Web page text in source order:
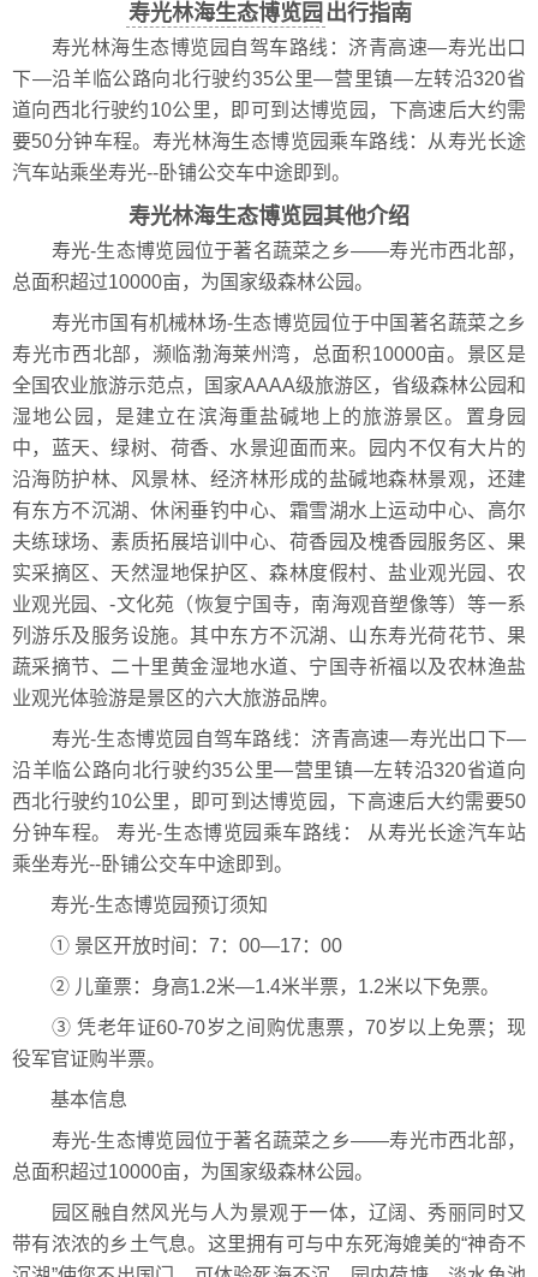
寿光林海生态博览园 出行指南
寿光林海生态博览园自驾车路线：济青高速—寿光出口
下—沿羊临公路向北行驶约35公里—营里镇—左转沿320省
道向西北行驶约10公里，即可到达博览园，下高速后大约需
要50分钟车程。寿光林海生态博览园乘车路线：从寿光长途
汽车站乘坐寿光--卧铺公交车中途即到。
寿光林海生态博览园其他介绍
寿光-生态博览园位于著名蔬菜之乡――寿光市西北部，
总面积超过10000亩，为国家级森林公园。
寿光市国有机械林场-生态博览园位于中国著名蔬菜之乡
寿光市西北部，濒临渤海莱州湾，总面积10000亩。景区是
全国农业旅游示范点，国家AAAA级旅游区，省级森林公园和
湿地公园，是建立在滨海重盐碱地上的旅游景区。置身园
中，蓝天、绿树、荷香、水景迎面而来。园内不仅有大片的
沿海防护林、风景林、经济林形成的盐碱地森林景观，还建
有东方不沉湖、休闲垂钓中心、霜雪湖水上运动中心、高尔
夫练球场、素质拓展培训中心、荷香园及槐香园服务区、果
实采摘区、天然湿地保护区、森林度假村、盐业观光园、农
业观光园、-文化苑（恢复宁国寺，南海观音塑像等）等一系
列游乐及服务设施。其中东方不沉湖、山东寿光荷花节、果
蔬采摘节、二十里黄金湿地水道、宁国寺祈福以及农林渔盐
业观光体验游是景区的六大旅游品牌。
寿光-生态博览园自驾车路线：济青高速—寿光出口下—
沿羊临公路向北行驶约35公里—营里镇—左转沿320省道向
西北行驶约10公里，即可到达博览园，下高速后大约需要50
分钟车程。 寿光-生态博览园乘车路线： 从寿光长途汽车站
乘坐寿光--卧铺公交车中途即到。
寿光-生态博览园预订须知
① 景区开放时间：7：00—17：00
② 儿童票：身高1.2米—1.4米半票，1.2米以下免票。
③ 凭老年证60-70岁之间购优惠票，70岁以上免票；现
役军官证购半票。
基本信息
寿光-生态博览园位于著名蔬菜之乡――寿光市西北部，
总面积超过10000亩，为国家级森林公园。
园区融自然风光与人为景观于一体，辽阔、秀丽同时又
带有浓浓的乡土气息。这里拥有可与中东死海媲美的“神奇不